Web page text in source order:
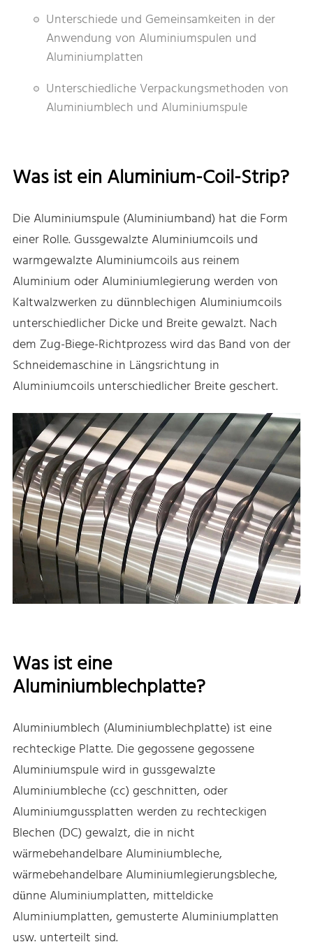
Unterschiede und Gemeinsamkeiten in der
Anwendung von Aluminiumspulen und
Aluminiumplatten
Unterschiedliche Verpackungsmethoden von
Aluminiumblech und Aluminiumspule
Was ist ein Aluminium-Coil-Strip?
Die Aluminiumspule (Aluminiumband) hat die Form
einer Rolle. Gussgewalzte Aluminiumcoils und
warmgewalzte Aluminiumcoils aus reinem
Aluminium oder Aluminiumlegierung werden von
Kaltwalzwerken zu dünnblechigen Aluminiumcoils
unterschiedlicher Dicke und Breite gewalzt. Nach
dem Zug-Biege-Richtprozess wird das Band von der
Schneidemaschine in Längsrichtung in
Aluminiumcoils unterschiedlicher Breite geschert.
Was ist eine
Aluminiumblechplatte?
Aluminiumblech (Aluminiumblechplatte) ist eine
rechteckige Platte. Die gegossene gegossene
Aluminiumspule wird in gussgewalzte
Aluminiumbleche (cc) geschnitten, oder
Aluminiumgussplatten werden zu rechteckigen
Blechen (DC) gewalzt, die in nicht
wärmebehandelbare Aluminiumbleche,
wärmebehandelbare Aluminiumlegierungsbleche,
dünne Aluminiumplatten, mitteldicke
Aluminiumplatten, gemusterte Aluminiumplatten
usw. unterteilt sind.